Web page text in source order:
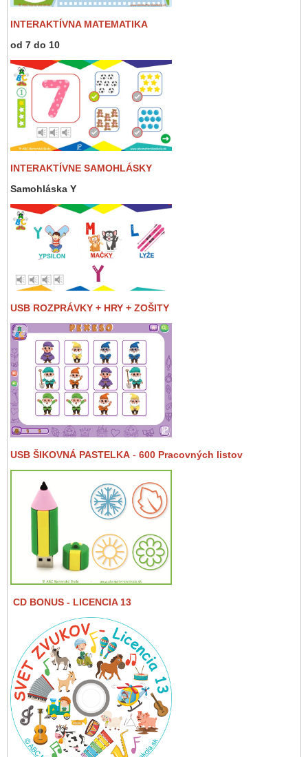
INTERAKTÍVNA MATEMATIKA
od 7 do 10
INTERAKTÍVNE SAMOHLÁSKY
Samohláska Y
USB ROZPRÁVKY + HRY + ZOŠITY
USB ŠIKOVNÁ PASTELKA - 600 Pracovných listov
CD BONUS - LICENCIA 13